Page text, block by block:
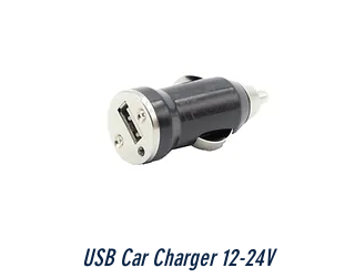
USB Car Charger 12-24V